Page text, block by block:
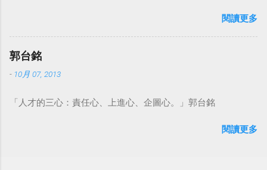
點看事情，就不會覺得活著是一件沉重的事。#超譯尼采 — 中
華名言 - Chinese Quotes (@chinese_quotes) May 23, 2023
閱讀更多
郭台銘
- 10月 07, 2013
「人才的三心：責任心、上進心、企圖心。」郭台銘
閱讀更多